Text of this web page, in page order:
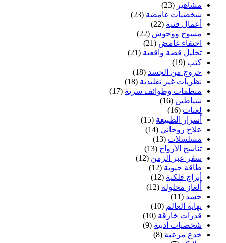
مشاهير (23)
شخصيات غامضة (23)
أعمال فنية (22)
مسوخ ووحوش (22)
اختفاء غامض (21)
تحليل قصة واقعية (21)
كتب (19)
خروج من الجسد (18)
نظريات غير تقليدية (18)
منظمات وطوائف سرية (17)
شياطين (16)
لعنات (16)
أسرار الطبيعة (15)
علاج روحاني (14)
مسلسلات (13)
تناسخ الأرواح (13)
سفر عبر الزمن (12)
طاقة حيوية (12)
أبراج فلكية (12)
ألغاز محلولة (12)
حسد (11)
نهاية العالم (10)
قدرات خارقة (10)
شخصيات أدبية (9)
خدع مرعبة (8)